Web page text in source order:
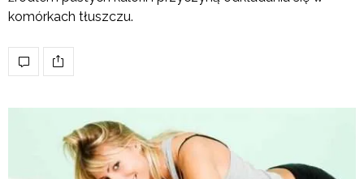
komórkach tłuszczu.